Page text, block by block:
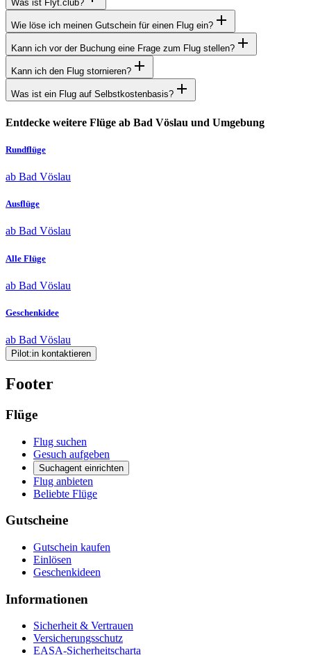
Was ist Flyt.club?
Wie löse ich meinen Gutschein für einen Flug ein?
Kann ich vor der Buchung eine Frage zum Flug stellen?
Kann ich den Flug stornieren?
Was ist ein Flug auf Selbstkostenbasis?
Entdecke weitere Flüge ab Bad Vöslau und Umgebung
Rundflüge
ab Bad Vöslau
Ausflüge
ab Bad Vöslau
Alle Flüge
ab Bad Vöslau
Geschenkidee
ab Bad Vöslau
Pilot:in kontaktieren
Footer
Flüge
Flug suchen
Gesuch aufgeben
Suchagent einrichten
Flug anbieten
Beliebte Flüge
Gutscheine
Gutschein kaufen
Einlösen
Geschenkideen
Informationen
Sicherheit & Vertrauen
Versicherungsschutz
EASA-Sicherheitscharta